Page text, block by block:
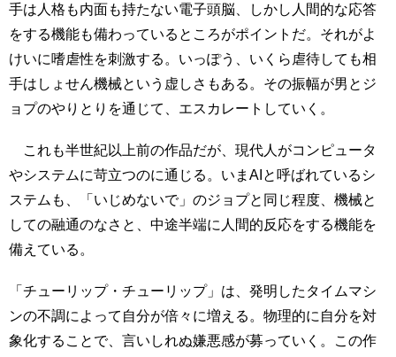
手は人格も内面も持たない電子頭脳、しかし人間的な応答
をする機能も備わっているところがポイントだ。それがよ
けいに嗜虐性を刺激する。いっぽう、いくら虐待しても相
手はしょせん機械という虚しさもある。その振幅が男とジ
ョプのやりとりを通じて、エスカレートしていく。
これも半世紀以上前の作品だが、現代人がコンピュータ
やシステムに苛立つのに通じる。いまAIと呼ばれているシ
ステムも、「いじめないで」のジョプと同じ程度、機械と
しての融通のなさと、中途半端に人間的反応をする機能を
備えている。
「チューリップ・チューリップ」は、発明したタイムマシ
ンの不調によって自分が倍々に増える。物理的に自分を対
象化することで、言いしれぬ嫌悪感が募っていく。この作